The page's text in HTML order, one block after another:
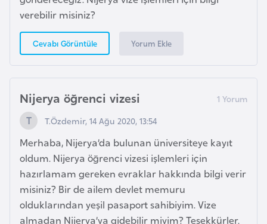
verebilir misiniz?
Cevabı Görüntüle Yorum Ekle
Nijerya öğrenci vizesi
T.Özdemir, 14 Ağu 2020, 13:54
Merhaba, Nijerya’da bulunan üniversiteye kayıt
oldum. Nijerya öğrenci vizesi işlemleri için
hazırlamam gereken evraklar hakkında bilgi verir
misiniz? Bir de ailem devlet memuru
olduklarından yeşil pasaport sahibiyim. Vize
almadan Nijerya’ya gidebilir miyim? Teşekkürler.
a
n
E
o
n
y
a
t
i